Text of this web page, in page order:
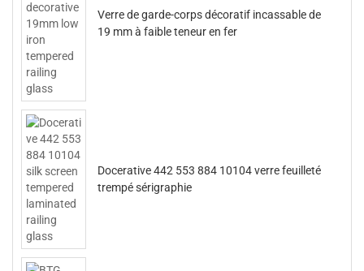
Verre de garde-corps décoratif incassable de
19 mm à faible teneur en fer
Docerative 442 553 884 10104 verre feuilleté
trempé sérigraphie